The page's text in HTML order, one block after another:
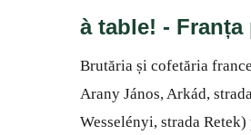
à table! -
Brutăria și cofetăria
Arany János, Arkád,
Wesselényi, strada